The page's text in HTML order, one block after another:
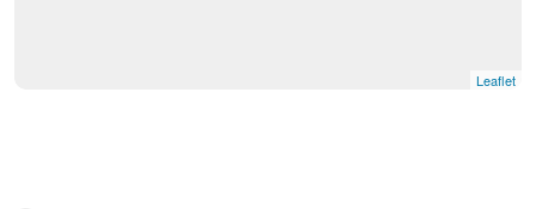
Leaflet